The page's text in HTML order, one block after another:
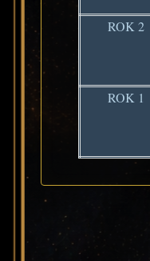
ROK 2
ROK 1